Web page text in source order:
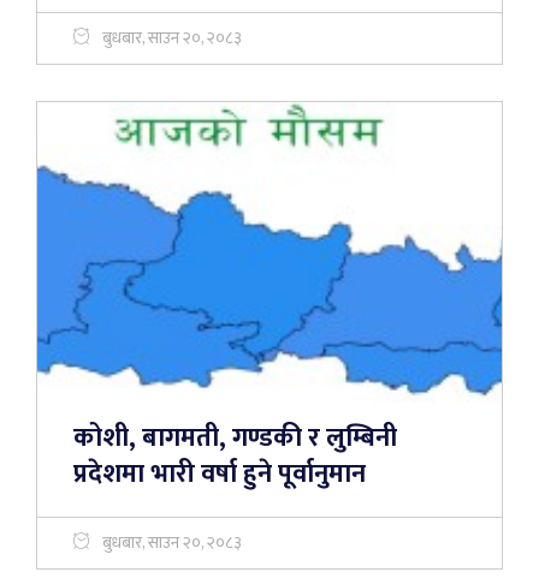
बुधबार, साउन २०, २०८३
कोशी, बागमती, गण्डकी र लुम्बिनी
प्रदेशमा भारी वर्षा हुने पूर्वानुमान
बुधबार, साउन २०, २०८३